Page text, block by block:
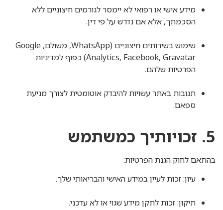
מידע אישי או רפואי לא יימסר לגורמים חיצוניים ללא
הסכמתך, אלא אם נדרש על פי דין.
שימוש בשירותים חיצוניים (WhatsApp, משולם, Google
Analytics, Facebook, Gravatar) כפוף למדיניות
הפרטיות שלהם.
תגובות באתר עשויות להיבדק אוטומטית לצורך מניעת
ספאם.
5. זכויותיך כמשתמש
בהתאם לחוק הגנת הפרטיות:
עיון: זכות לעיין במידע האישי והבריאותי שלך.
תיקון: זכות לתקן מידע שגוי או לא עדכני.
האתר שלנו משתמש בעוגיות כדי לאסוף מידע
נעשה בהתאם למדיניות הפרטיות שלנו. לחיצה על
"אישור" מהווה הסכמה לשימוש זה.
אישור